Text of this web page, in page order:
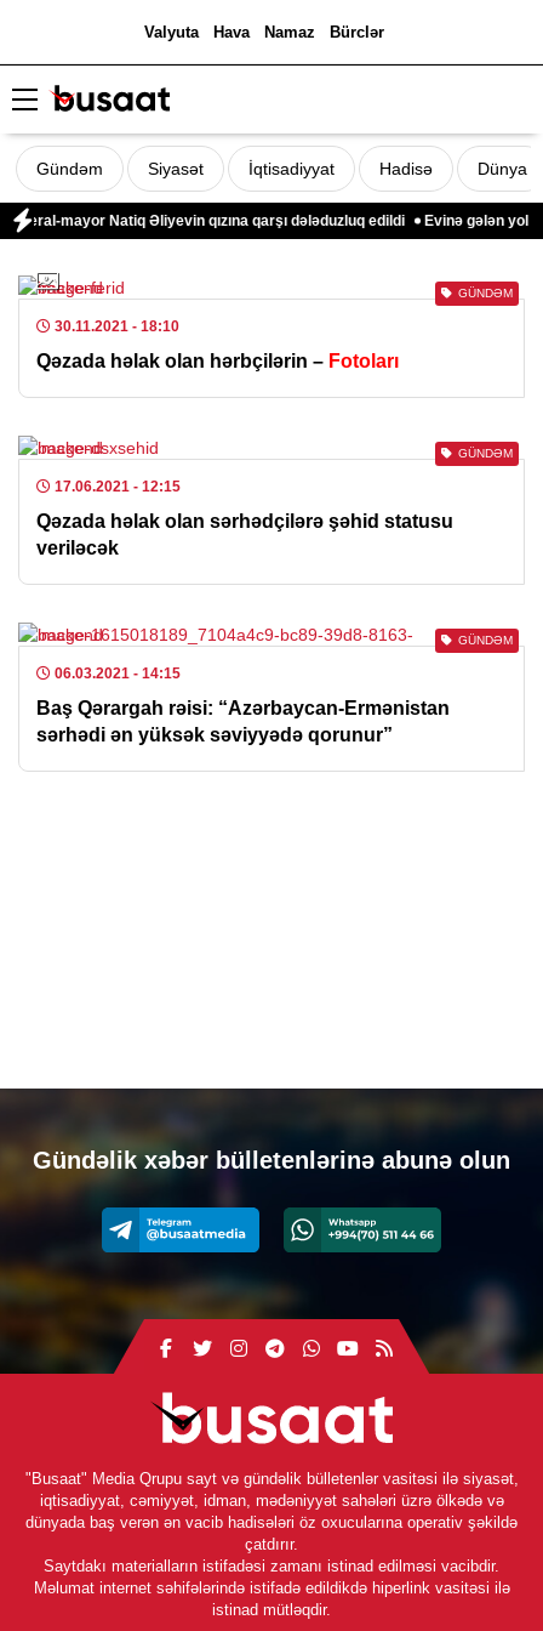
Valyuta Hava Namaz Bürclər
Gündəm Siyasət İqtisadiyyat Hadisə Dünya
mayor Natiq Əliyevin qızına qarşı dələduzluq edildi Evinə gələn yol
GÜNDƏM
30.11.2021 - 18:10
Qəzada həlak olan hərbçilərin – Fotoları
GÜNDƏM
17.06.2021 - 12:15
Qəzada həlak olan sərhədçilərə şəhid statusu
veriləcək
GÜNDƏM
06.03.2021 - 14:15
Baş Qərargah rəisi: “Azərbaycan-Ermənistan
sərhədi ən yüksək səviyyədə qorunur”
Gündəlik xəbər bülletenlərinə abunə olun
"Busaat" Media Qrupu sayt və gündəlik bülletenlər vasitəsi ilə siyasət,
iqtisadiyyat, cəmiyyət, idman, mədəniyyət sahələri üzrə ölkədə və
dünyada baş verən ən vacib hadisələri öz oxucularına operativ şəkildə
çatdırır.
Saytdakı materialların istifadəsi zamanı istinad edilməsi vacibdir.
Məlumat internet səhifələrində istifadə edildikdə hiperlink vasitəsi ilə
istinad mütləqdir.